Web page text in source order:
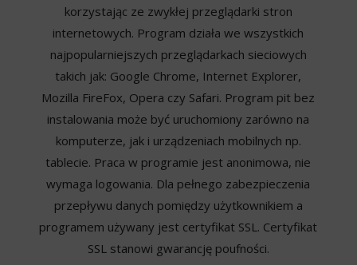
korzystając ze zwykłej przeglądarki stron
internetowych. Program działa we wszystkich
najpopularniejszych przeglądarkach sieciowych
takich jak: Google Chrome, Internet Explorer,
Mozilla FireFox, Opera czy Safari. Program pit bez
instalowania może być uruchomiony zarówno na
komputerze, jak i urządzeniach mobilnych np.
tablecie. Praca w programie jest anonimowa, nie
wymaga logowania. Dla pełnego zabezpieczenia
przepływu danych pomiędzy użytkownikiem a
programem używany jest certyfikat SSL. Certyfikat
SSL stanowi gwarancję poufności.